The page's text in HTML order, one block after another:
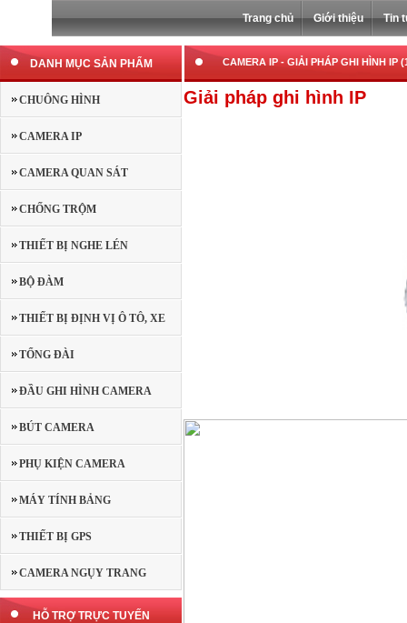
Trang chủ Giới thiệu Tin
DANH MỤC SẢN PHẨM
CHUÔNG HÌNH
CAMERA IP
CAMERA QUAN SÁT
CHỐNG TRỘM
THIẾT BỊ NGHE LÉN
BỘ ĐÀM
THIẾT BỊ ĐỊNH VỊ Ô TÔ, XE
MÁY
TỔNG ĐÀI
ĐẦU GHI HÌNH CAMERA
BÚT CAMERA
PHỤ KIỆN CAMERA
MÁY TÍNH BẢNG
THIẾT BỊ GPS
CAMERA NGỤY TRANG
HỖ TRỢ TRỰC TUYẾN
CAMERA IP - GIẢI PHÁP GHI HÌNH IP
Giải pháp ghi hình IP